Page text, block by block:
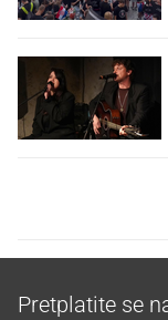
Pretplatite se